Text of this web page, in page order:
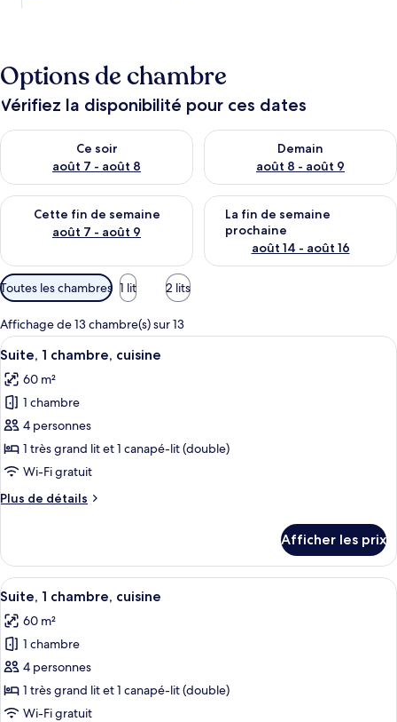
Options de chambre
Vérifiez la disponibilité pour ces dates
Ce soir
août 7 - août 8
Vérifier la disponibilité pour ce soir août 7 - août 8
Demain
août 8 - août 9
Vérifier la disponibilité pour
Cette fin de semaine
août 7 - août 9
Vérifier la disponibilité pour cette fin de semaine août 7 -
La fin de semaine
prochaine
août 14 - août 16
Vérifier la disponibilité pour
Filtres
disponibles
pour
les
chambres
Toutes les chambres 1 lit 2 lits
Affichage de 13 chambre(s) sur 13
Afficher
toutes
les
photos
pour
ce
type
chambre :
chambre,
cuisine
Une chambre d’hôtel équipée d’un
7
Suite, 1 chambre, cuisine
60 m²
1 chambre
4 personnes
1 très grand lit et 1 canapé-lit (double)
Wi-Fi gratuit
Plus de détails
Plus
Suite,
chambre,
Afficher les prix
Afficher
toutes
les
photos
pour
ce
type
Une chambre d’hôtel avec un lit, un
9
Suite, 1 chambre, cuisine
60 m²
1 chambre
4 personnes
1 très grand lit et 1 canapé-lit (double)
Wi-Fi gratuit